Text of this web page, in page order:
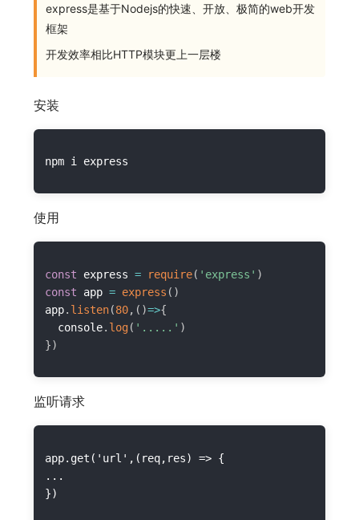
express是基于Nodejs的快速、开放、极简的web开发
框架
开发效率相比HTTP模块更上一层楼
安装
使用
const express = require( 'express' )
const app = express ( )
app. listen(80, ( )=>{
	console
. log( '.....' )
})
监听请求
app.get('url',(req,res) => {
...